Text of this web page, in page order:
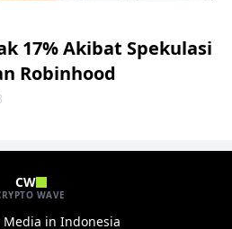
17% Akibat Spekulasi
Robinhood
CW
WAVE
Media in Indonesia